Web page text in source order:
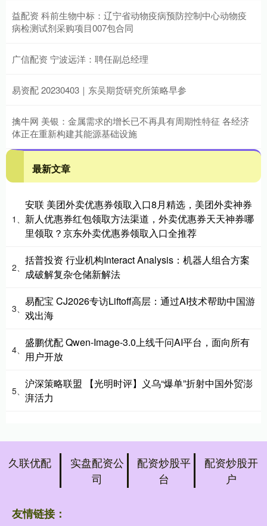
益配资 科前生物中标：辽宁省动物疫病预防控制中心动物疫
病检测试剂采购项目007包合同
广信配资 宁波远洋：聘任副总经理
易资配 20230403｜东吴期货研究所策略早参
擒牛网 美银：金属需求的增长已不再具有周期性特征 各经济
体正在重新构建其能源基础设施
最新文章
1、
安联 美团外卖优惠券领取入口8月精选，美团外卖神券
新人优惠券红包领取方法渠道，外卖优惠券天天神券哪
里领取？京东外卖优惠券领取入口全推荐
2、
括普投资 行业机构Interact Analysis：机器人组合方案
成破解复杂仓储新解法
3、
易配宝 CJ2026专访Liftoff高层：通过AI技术帮助中国游
戏出海
4、
盛鹏优配 Qwen-Image-3.0上线千问AI平台，面向所有
用户开放
5、
沪深策略联盟 【光明时评】义乌“爆单”折射中国外贸澎
湃活力
久联优配
实盘配资公
司
配资炒股平
台
配资炒股开
户
友情链接：